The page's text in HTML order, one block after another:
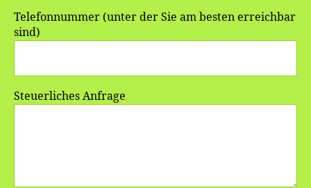
Telefonnummer (unter der Sie am besten erreichbar
sind)
Steuerliches Anfrage